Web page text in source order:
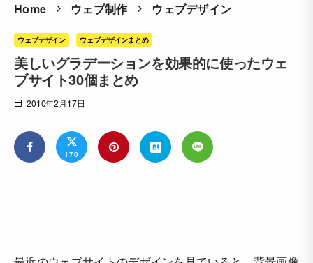
Home ウェブ制作 ウェブデザイン
ウェブデザイン ウェブデザインまとめ
美しいグラデーションを効果的に使ったウェ
ブサイト30個まとめ
2010年2月17日
170